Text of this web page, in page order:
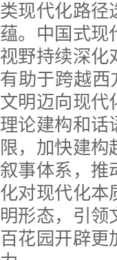
类现代化路径
蕴。中国式现
视野持续深化
有助于跨越西
文明迈向现代
理论建构和话
限，加快建
叙事体系，推
化对现代化本
明形态，引领
百花园开辟更